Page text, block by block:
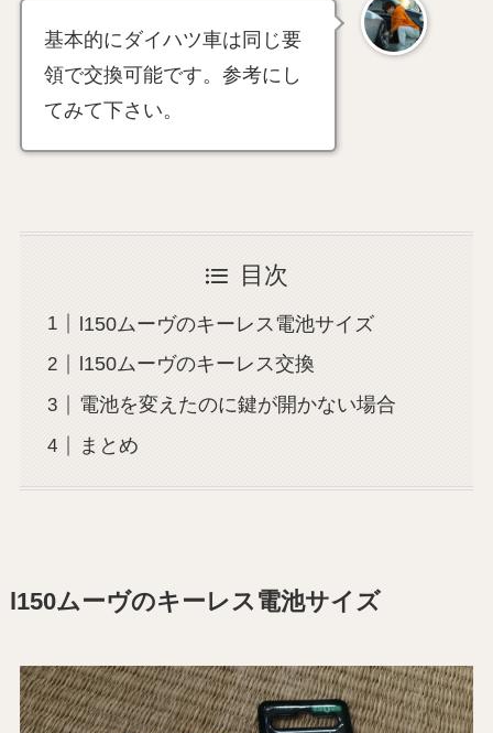
基本的にダイハツ車は同じ要
領で交換可能です。参考にし
てみて下さい。
目次
l150ムーヴのキーレス電池サイズ
l150ムーヴのキーレス交換
電池を変えたのに鍵が開かない場合
まとめ
l150ムーヴのキーレス電池サイズ